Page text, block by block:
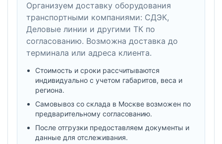
Организуем доставку оборудования
транспортными компаниями: СДЭК,
Деловые линии и другими ТК по
согласованию. Возможна доставка до
терминала или адреса клиента.
Стоимость и сроки рассчитываются
индивидуально с учетом габаритов, веса и
региона.
Самовывоз со склада в Москве возможен по
предварительному согласованию.
После отгрузки предоставляем документы и
данные для отслеживания.